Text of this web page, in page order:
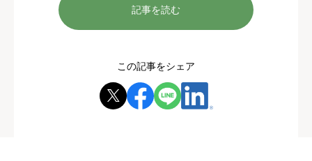
記事を読む
この記事をシェア